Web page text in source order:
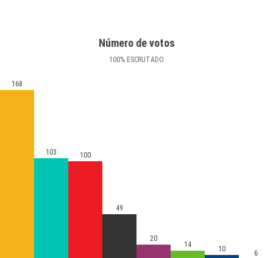
Número de votos
100% ESCRUTADO
168
103 100
49
20
14 10 6